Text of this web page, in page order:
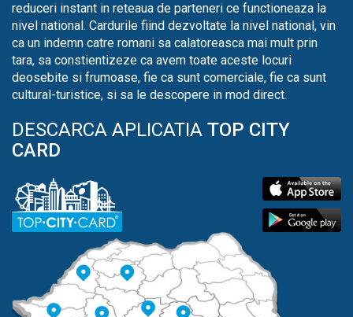
reduceri instant in reteaua de parteneri ce functioneaza la
nivel national. Cardurile fiind dezvoltate la nivel national, vin
ca un indemn catre romani sa calatoreasca mai mult prin
tara, sa constientizeze ca avem toate aceste locuri
deosebite si frumoase, fie ca sunt comerciale, fie ca sunt
cultural-turistice, si sa le descopere in mod direct.
DESCARCA APLICATIA TOP CITY
CARD